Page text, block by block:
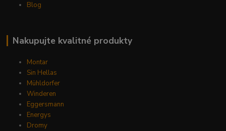
Blog
Nakupujte kvalitné produkty
Montar
Sin Hellas
Mühldorfer
Winderen
Eggersmann
Energys
Dromy